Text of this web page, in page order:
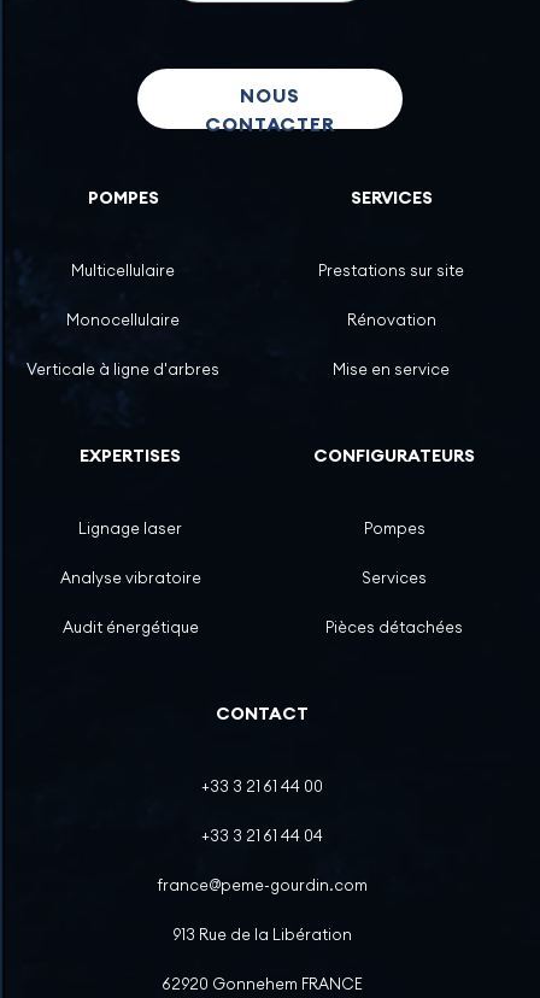
NOUS
CONTACTER
POMPES
Multicellulaire
Monocellulaire
Verticale à ligne d'arbres
SERVICES
Prestations sur site
Rénovation
Mise en service
EXPERTISES
Lignage laser
Analyse vibratoire
Audit énergétique
CONFIGURATEURS
Pompes
Services
Pièces détachées
CONTACT
+33 3 21 61 44 00
+33 3 21 61 44 04
france@peme-gourdin.com
913 Rue de la Libération
62920 Gonnehem FRANCE